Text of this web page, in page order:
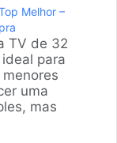
Melhor –
TV de 32
para
uma
mas